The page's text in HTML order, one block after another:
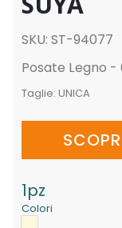
SKU: ST-94077
Posate Legno -
Taglie: UNICA
1pz
Colori